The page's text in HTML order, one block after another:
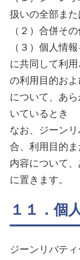
扱いの全部ま
（２）合併そ
（３）個人情
に共同して利
の利用目的お
について、あ
いているとき
なお、ジーン
合、利用目的
内容について
に置きます。
１１．個
ジーンリバテ